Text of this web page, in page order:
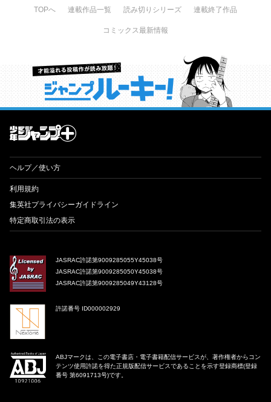
TOPへ 連載作品一覧 読み切りシリーズ 連載終了作品
コミックス最新情報
才能溢れる投稿作が読み放題！ ジャンプルーキー！
ヘルプ／使い方
利用規約
集英社プライバシーガイドライン
特定商取引法の表示
JASRAC許諾第9009285055Y45038号
JASRAC許諾第9009285050Y45038号
JASRAC許諾第9009285049Y43128号
許諾番号 ID000002929
ABJマークは、この電子書店・電子書籍配信サービスが、著作権者からコン
テンツ使用許諾を得た正規版配信サービスであることを示す登録商標(登録
番号 第6091713号)です。